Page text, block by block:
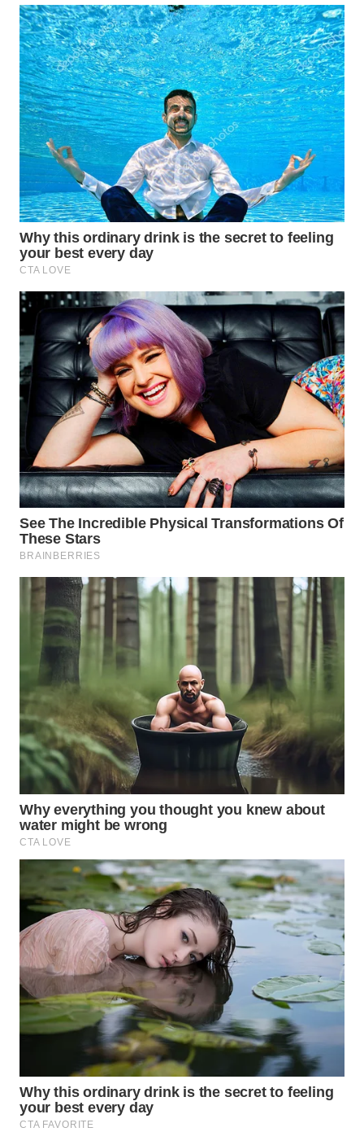
LAWAS
WN
SUMEDANG
WN
CIANJUR
WN
KEPULAUAN
SERIBU
WN
TANGERANG
WN
BINJAI
WN
CIREBON
WN
INDRAMAYU
WN
KUNINGAN
WN
WN
SUBANG
SUKABUMI
WN
PURWAKARTA
WN
PRIANGAN
TIMUR
WN
SEMARANG
WN
SOLO
WN
BOROBUDUR
WN
SURABAYA